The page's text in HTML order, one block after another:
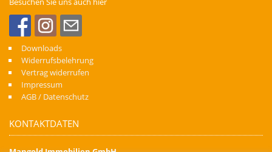
Downloads
Widerrufsbelehrung
Vertrag widerrufen
Impressum
AGB / Datenschutz
KONTAKTDATEN